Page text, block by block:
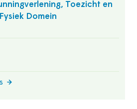
Toezicht en
Domein